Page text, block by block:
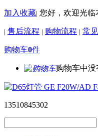
加入收藏| 您好，欢迎光临
| 售后流程 | 购物流程 | 常
购物车0件
购物车中没
13510845302